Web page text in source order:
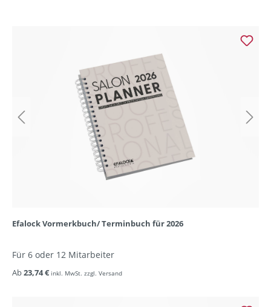
Efalock Vormerkbuch/ Terminbuch für 2026
Für 6 oder 12 Mitarbeiter
Ab23,74 € inkl. MwSt. zzgl. Versand